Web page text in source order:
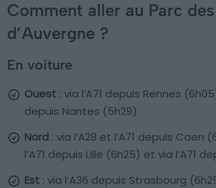
Comment aller au Parc
d’Auvergne ?
En voiture
Ouest : via l’A71 depuis Rennes
depuis Nantes (5h29).
Nord : via l’A28 et l’A71 depuis Caen
l’A71 depuis Lille (6h25) et via l’A71
Est : via l’A36 depuis Strasbourg